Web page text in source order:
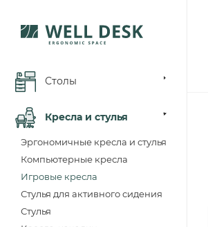
Столы
Кресла и стулья
Эргономичные кресла и стулья
Компьютерные кресла
Игровые кресла
Стулья для активного сидения
Стулья